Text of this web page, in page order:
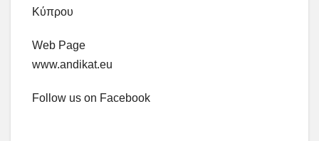
Κύπρου
Web Page
www.andikat.eu
Follow us on Facebook